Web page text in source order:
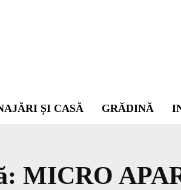
ȘI CASĂ GRĂDINĂ
MICRO